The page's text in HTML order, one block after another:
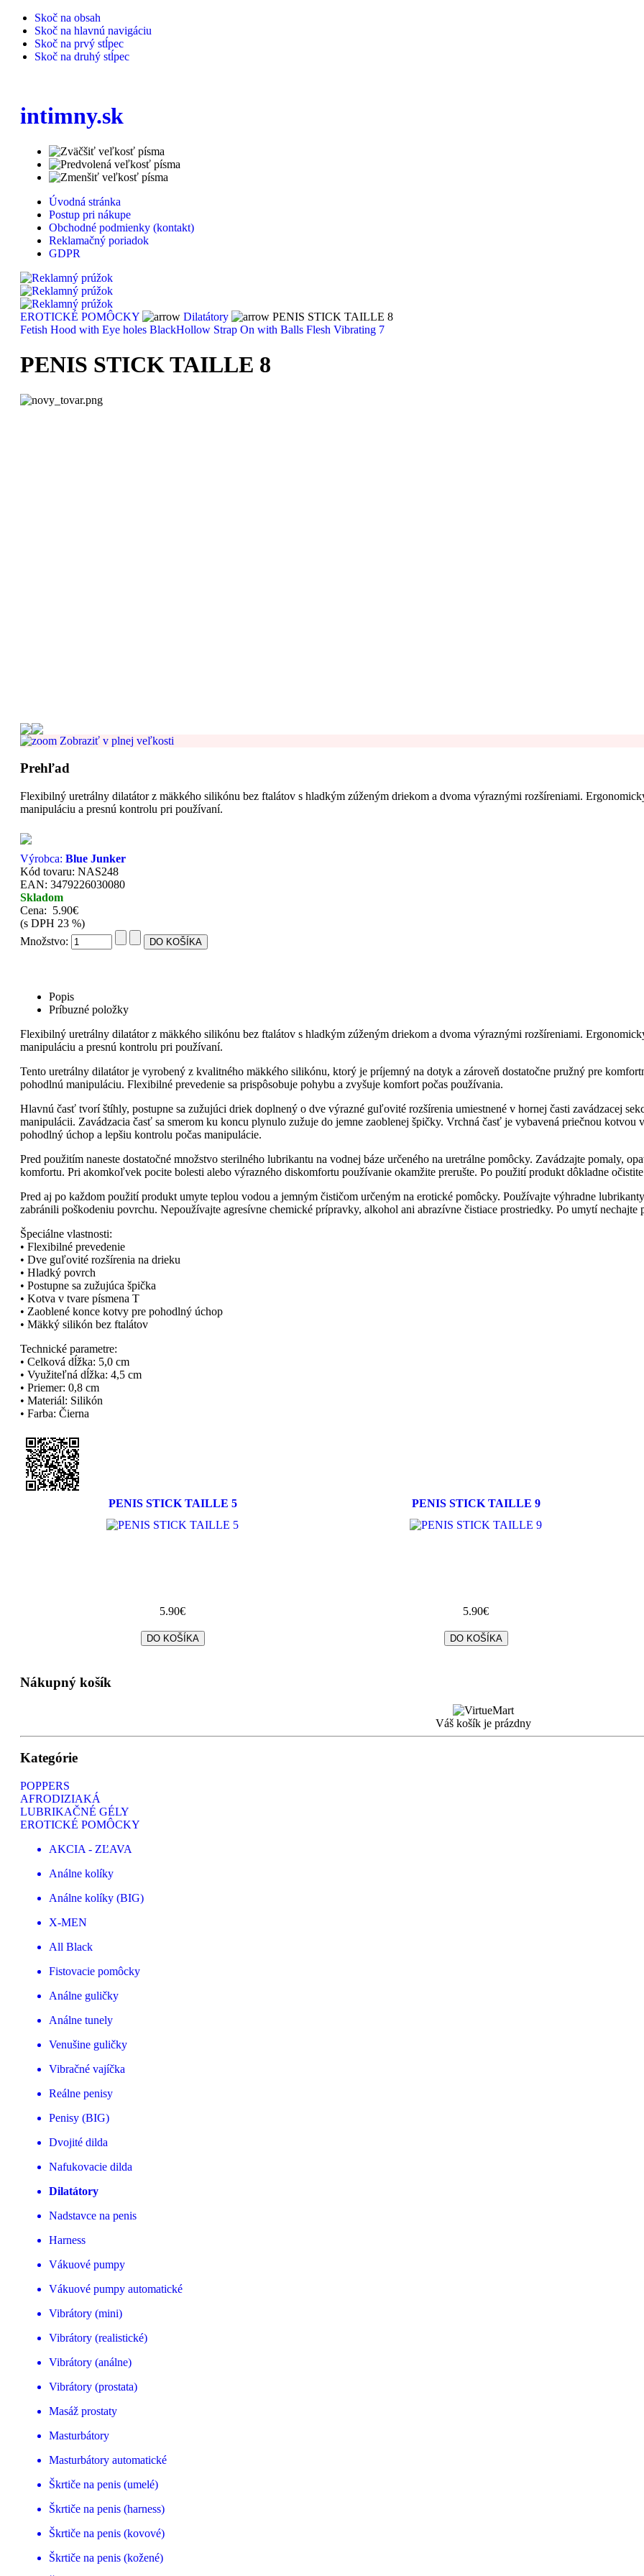
Skoč na obsah
Skoč na hlavnú navigáciu
Skoč na prvý stĺpec
Skoč na druhý stĺpec
intimny.sk
Úvodná stránka
Postup pri nákupe
Obchodné podmienky (kontakt)
Reklamačný poriadok
GDPR
EROTICKÉ POMÔCKY Dilatátory
PENIS STICK TAILLE 8
Fetish Hood with Eye holes BlackHollow Strap On with Balls Flesh Vibrating 7
PENIS STICK TAILLE 8
Zobraziť v plnej veľkosti
Prehľad
Flexibilný uretrálny dilatátor z mäkkého silikónu bez ftalátov s hladkým zúženým driekom a dvoma výraznými rozšíreniami.
manipuláciu a presnú kontrolu pri používaní.
Výrobca: Blue Junker
Kód tovaru: NAS248
EAN: 3479226030080
Skladom
Cena: 5.90€
(s DPH 23 %)
Množstvo:
Popis
Príbuzné položky
Flexibilný uretrálny dilatátor z mäkkého silikónu bez ftalátov s hladkým zúženým driekom a dvoma výraznými rozšíreniami.
manipuláciu a presnú kontrolu pri používaní.
Tento uretrálny dilatátor je vyrobený z kvalitného mäkkého silikónu, ktorý je príjemný na dotyk a zároveň dostatočne pružný pre
pohodlnú manipuláciu. Flexibilné prevedenie sa prispôsobuje pohybu a zvyšuje komfort počas používania.
Hlavnú časť tvorí štíhly, postupne sa zužujúci driek doplnený o dve výrazné guľovité rozšírenia umiestnené v hornej časti zavádzacej
manipulácii. Zavádzacia časť sa smerom ku koncu plynulo zužuje do jemne zaoblenej špičky. Vrchná časť je vybavená priečnou
pohodlný úchop a lepšiu kontrolu počas manipulácie.
Pred použitím naneste dostatočné množstvo sterilného lubrikantu na vodnej báze určeného na uretrálne pomôcky. Zavádzajte pomaly,
komfortu. Pri akomkoľvek pocite bolesti alebo výrazného diskomfortu používanie okamžite prerušte. Po použití produkt dôkladne očistite
Pred aj po každom použití produkt umyte teplou vodou a jemným čističom určeným na erotické pomôcky. Používajte výhradne
zabránili poškodeniu povrchu. Nepoužívajte agresívne chemické prípravky, alkohol ani abrazívne čistiace prostriedky. Po umytí
Špeciálne vlastnosti:
• Flexibilné prevedenie
• Dve guľovité rozšírenia na drieku
• Hladký povrch
• Postupne sa zužujúca špička
• Kotva v tvare písmena T
• Zaoblené konce kotvy pre pohodlný úchop
• Mäkký silikón bez ftalátov
Technické parametre:
• Celková dĺžka: 5,0 cm
• Využiteľná dĺžka: 4,5 cm
• Priemer: 0,8 cm
• Materiál: Silikón
• Farba: Čierna
PENIS STICK TAILLE 5
5.90€
PENIS STICK TAILLE 9
5.90€
Nákupný košík
Váš košík je prázdny
Kategórie
POPPERS
AFRODIZIAKÁ
LUBRIKAČNÉ GÉLY
EROTICKÉ POMÔCKY
AKCIA - ZĽAVA
Análne kolíky
Análne kolíky (BIG)
X-MEN
All Black
Fistovacie pomôcky
Análne guličky
Análne tunely
Venušine guličky
Vibračné vajíčka
Reálne penisy
Penisy (BIG)
Dvojité dilda
Nafukovacie dilda
Dilatátory
Nadstavce na penis
Harness
Vákuové pumpy
Vákuové pumpy automatické
Vibrátory (mini)
Vibrátory (realistické)
Vibrátory (análne)
Vibrátory (prostata)
Masáž prostaty
Masturbátory
Masturbátory automatické
Škrtiče na penis (umelé)
Škrtiče na penis (harness)
Škrtiče na penis (kovové)
Škrtiče na penis (kožené)